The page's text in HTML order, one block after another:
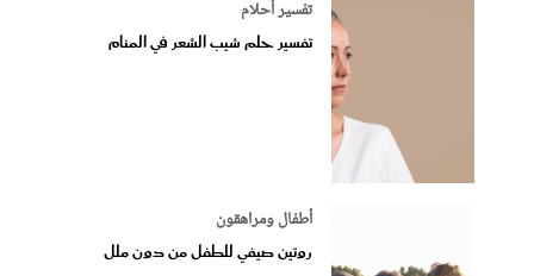
تفسير أحلام
تفسير حلم شيب الشعر في المنام
أطفال ومراهقون
روتين صيفي للطفل من دون ملل